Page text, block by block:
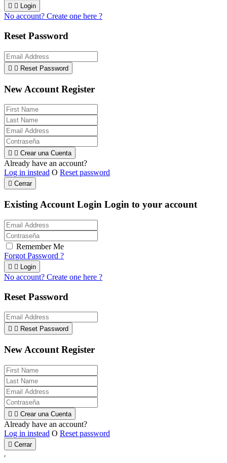
  Login
No account? Create one here ?
Reset Password
  Reset Password
New Account Register
  Crear una Cuenta
Already have an account?
Log in instead O Reset password
 Cerrar
Existing Account Login Login to your account
Remember Me
Forgot Password ?
  Login
No account? Create one here ?
Reset Password
  Reset Password
New Account Register
  Crear una Cuenta
Already have an account?
Log in instead O Reset password
 Cerrar